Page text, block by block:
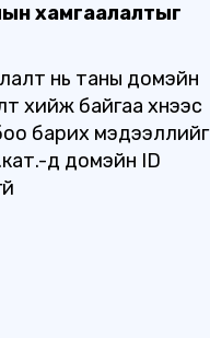
хамгаалалтыг
нь таны домэйн
хийж байгаа хүнээс
барих мэдээллийг
д домэйн ID